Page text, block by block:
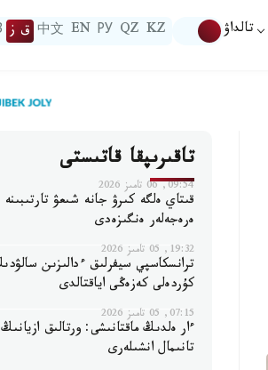
تالداۋ KZ
QZ
РУ
EN
中文 ق ز
تاقىرىپقا قاتىستى
09:54, 06 تامىز 2026
قىتاي ەلگە كىرۋ جانە شىعۋ
ەرەجەلەر ەنگىزەدى
19:32, 05 تامىز 2026
ترانسكاسپي سيفرلىق ءدالىزىن
كۇردەلى كەزەڭى اياقتالدى
07:15, 05 تامىز 2026
ءار ەلدىڭ ماقتانىشى: ورتالىق
تانىمال انشىلەرى